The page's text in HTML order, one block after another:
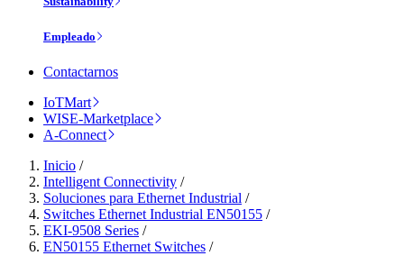
Empleado
Contactarnos
IoTMart
WISE-Marketplace
A-Connect
Inicio /
Intelligent Connectivity /
Soluciones para Ethernet Industrial /
Switches Ethernet Industrial EN50155 /
EKI-9508 Series /
EN50155 Ethernet Switches /